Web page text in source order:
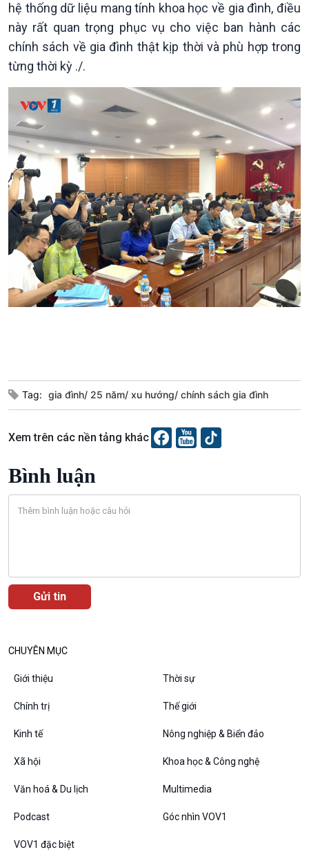
Văn hoá & Du lịch
Tin Văn hoá & Du lịch
Chát với người nổi tiếng
Câu chuyện Thể thao
Multimedia
Ảnh
Video
E-Magazine
10 phút Sự kiện - Luận bàn
Đối thoại
VOV1 đặc biệt
Thanh âm ký sự
Các chương trình đặc biệt
hệ thống dữ liệu mang tính khoa học về gia đình, điều
này rất quan trọng phục vụ cho việc ban hành các
chính sách về gia đình thật kịp thời và phù hợp trong
từng thời kỳ ./.
Tag: gia đình/ 25 năm/ xu hướng/ chính sách gia đình
Xem trên các nền tảng khác
Bình luận
CHUYÊN MỤC
Giới thiệu Thời sự
Chính trị Thế giới
Kinh tế Nông nghiệp & Biển đảo
Xã hội Khoa học & Công nghệ
Văn hoá & Du lịch Multimedia
Podcast Góc nhìn VOV1
VOV1 đặc biệt